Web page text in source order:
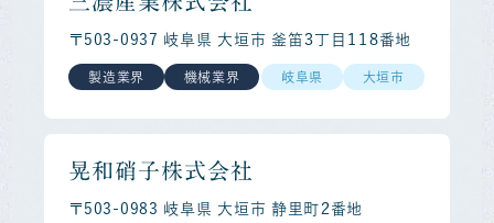
〒503-0937 岐阜県 大垣市 釜笛３丁目１１８番地
製造業界 機械業界 岐阜県 大垣市
晃和硝子株式会社
〒503-0983 岐阜県 大垣市 静里町２番地